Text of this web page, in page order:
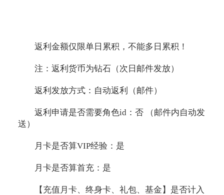
返利金额仅限单日累积，不能多日累积！
注：返利货币为钻石（次日邮件发放）
返利发放方式：自动返利（邮件）
返利申请是否需要角色id：否 （邮件内自动发
送）
月卡是否算VIP经验：是
月卡是否算首充：是
【充值月卡、终身卡、礼包、基金】是否计入